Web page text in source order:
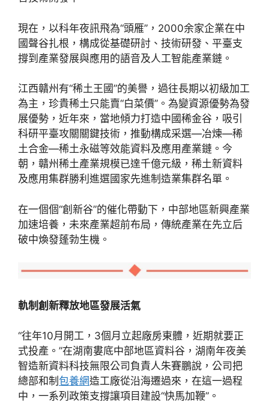
現在，以科年夜訊飛為“頭雁”，2000余家企業在中
國聲谷扎根，構成從基礎研討、技術研發、平臺支
撐到產業發展與應用的語音及人工智能產業鏈。
江西贛州有“稀土王國”的美譽，過往長期以初級加工
為主，珍貴稀土只能賣“白菜價”。為變資源優勢為發
展優勢，近年來，當地傾力打造中國稀金谷，吸引
科研平臺攻關關鍵技術，推動構成采選—冶煉—稀
土合金—稀土永磁等效能資料及應用產業鏈。今
朝，贛州稀土產業規模已達千億元級，稀土新資料
及應用集群勝利進選國家先進制造業集群名單。
在一個個“創新谷”的催化帶動下，中部地區新興產業
加速培養，未來產業超前布局，傳統產業在先立后
破中煥發蓬勃生機。
軌制創新釋放地區發展活氣
“往年10月開工，3個月立起廠房東體，近期就要正
式投產。”在湖南婁底中部地區資料谷，湖南年夜美
智造新資料科技無限公司負責人朱賽鵬說，公司把
總部和制 包養網造工廠從沿海遷過來，在這一過程
中，一系列政策支撐讓項目建設“快馬加鞭”。